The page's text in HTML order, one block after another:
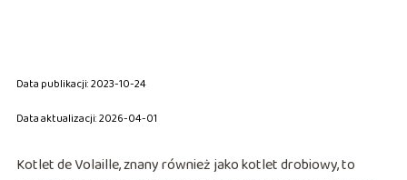
Data publikacji: 2023-10-24
Data aktualizacji: 2026-04-01
Kotlet de Volaille, znany również jako kotlet drobiowy, to